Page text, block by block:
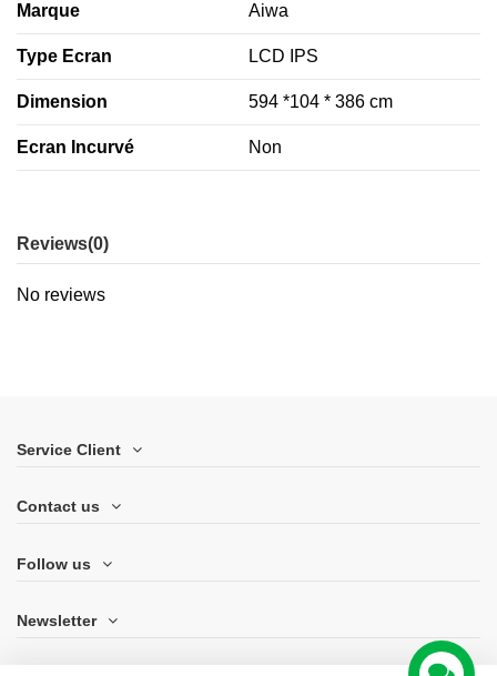
Marque Aiwa
Type Ecran LCD IPS
Dimension 594 *104 * 386 cm
Ecran Incurvé Non
Reviews(0)
No reviews
Service Client
Contact us
Follow us
Newsletter